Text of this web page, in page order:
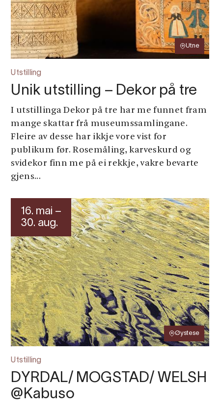
Utne
Utstilling
Unik utstilling – Dekor på tre
I utstillinga Dekor på tre har me funnet fram
mange skattar frå museumssamlingane.
Fleire av desse har ikkje vore vist for
publikum før. Rosemåling, karveskurd og
svidekor finn me på ei rekkje, vakre bevarte
gjens...
16. mai –
30. aug.
Øystese
Utstilling
DYRDAL/ MOGSTAD/ WELSH
@Kabuso